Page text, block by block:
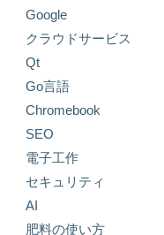
Google
クラウドサービス
Qt
Go言語
Chromebook
SEO
電子工作
セキュリティ
AI
肥料の使い方